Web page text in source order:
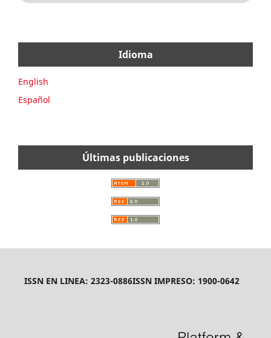
Idioma
English
Español
Últimas publicaciones
ISSN EN LINEA: 2323-0886ISSN IMPRESO: 1900-0642